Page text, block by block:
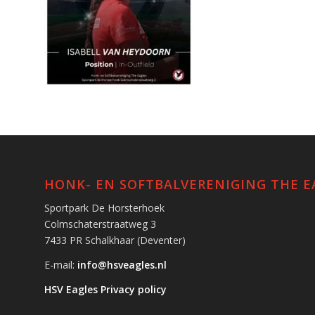
HONK- EN SOFTBALVERENIGING THE
Sportpark De Horsterhoek
Colmschaterstraatweg 3
7433 PR Schalkhaar (Deventer)
E-mail: info@hsveagles.nl
HSV Eagles Privacy policy